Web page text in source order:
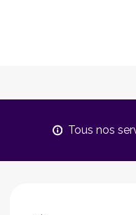
Tous nos